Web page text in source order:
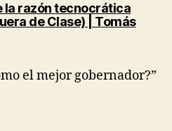
la razón tecnocrática
de Clase) | Tomás
el mejor gobernador?”